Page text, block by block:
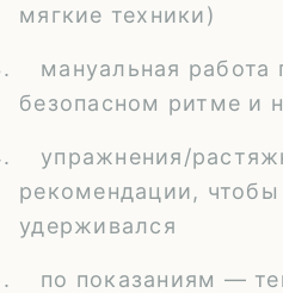
мягкие техники)
мануальная работа
безопасном ритме и
упражнения/
рекомендации, чтобы
удерживался
по показаниям —